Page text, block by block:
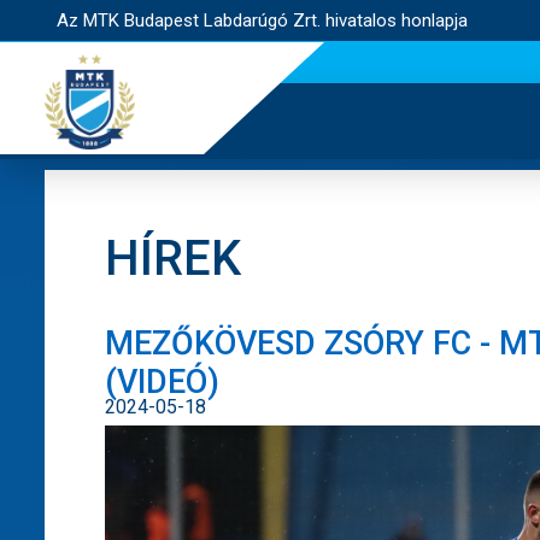
Az MTK Budapest Labdarúgó Zrt. hivatalos honlapja
HÍREK
MEZŐKÖVESD ZSÓRY FC -
(VIDEÓ)
2024-05-18